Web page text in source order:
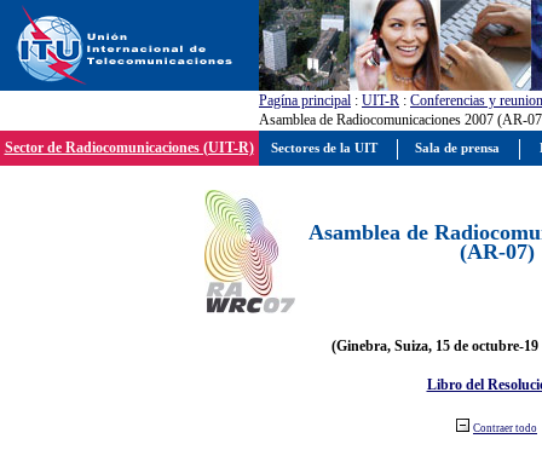
Pagína principal : UIT-R : Conferencias y
Asamblea de Radiocomunicaciones 2007 (AR-
Sector de Radiocomunicaciones (UIT-R)
Asamblea de
(AR-07)
(Ginebra, Suiza, 15 de octubre-19
Libro del
Contraer todo
Sectores de la UIT Sala de prensa